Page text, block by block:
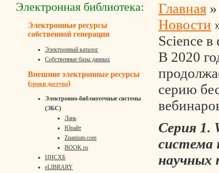
Электронная библиотека:
Электронные ресурсы
собственной генерации
Электронный каталог
Собственные базы данных
Внешние электронные ресурсы
(сроки доступа)
Электронно-библиотечные системы
(ЭБС)
Лань
Юрайт
Znanium.com
BOOK.ru
ЦНСХБ
eLIBRARY
Главная
Новости
Science в
В 2020
серию
Серия 1.
система
научных